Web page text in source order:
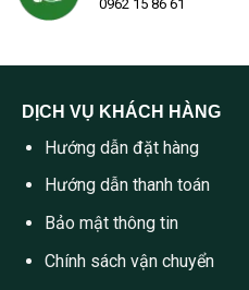
0962 15 86 61
DỊCH VỤ KHÁCH HÀNG
Hướng dẫn đặt hàng
Hướng dẫn thanh toán
Bảo mật thông tin
Chính sách vận chuyển